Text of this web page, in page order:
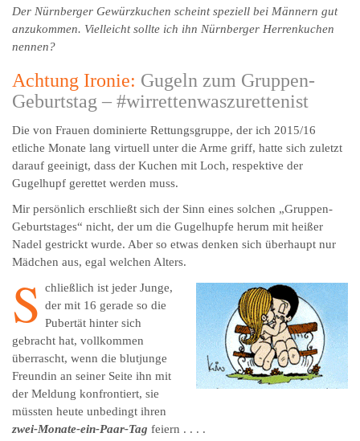
Der Nürnberger Gewürzkuchen scheint speziell bei Männern gut
anzukommen. Vielleicht sollte ich ihn Nürnberger Herrenkuchen
nennen?
Achtung Ironie: Gugeln zum Gruppen-
Geburtstag – #wirrettenwaszurettenist
Die von Frauen dominierte Rettungsgruppe, der ich 2015/16
etliche Monate lang virtuell unter die Arme griff, hatte sich zuletzt
darauf geeinigt, dass der Kuchen mit Loch, respektive der
Gugelhupf gerettet werden muss.
Mir persönlich erschließt sich der Sinn eines solchen „Gruppen-
Geburtstages“ nicht, der um die Gugelhupfe herum mit heißer
Nadel gestrickt wurde. Aber so etwas denken sich überhaupt nur
Mädchen aus, egal welchen Alters.
S chließlich ist jeder Junge,
der mit 16 gerade so die
Pubertät hinter sich
gebracht hat, vollkommen
überrascht, wenn die blutjunge
Freundin an seiner Seite ihn mit
der Meldung konfrontiert, sie
müssten heute unbedingt ihren
zwei-Monate-ein-Paar-Tag feiern . . . .